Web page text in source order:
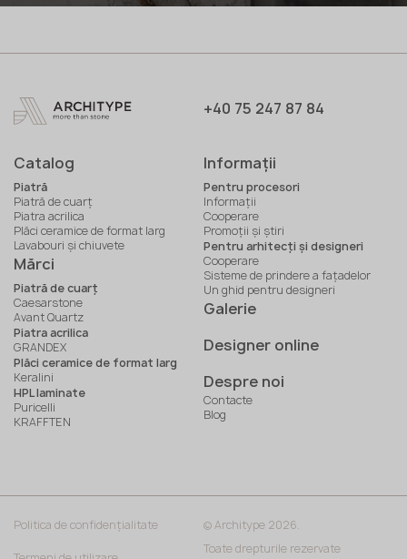
+40 75 247 87 84
Catalog
Piatră
Piatră de cuarț
Piatra acrilica
Plăci ceramice de format larg
Lavabouri și chiuvete
Mărci
Piatră de cuarț
Caesarstone
Avant Quartz
Piatra acrilica
GRANDEX
Plăci ceramice de format larg
Keralini
HPL laminate
Puricelli
KRAFFTEN
Informaţii
Pentru procesori
Informaţii
Cooperare
Promoții și știri
Pentru arhitecți și designeri
Cooperare
Sisteme de prindere a fațadelor
Un ghid pentru designeri
Galerie
Designer online
Despre noi
Contacte
Blog
© Architype 2026.
Toate drepturile rezervate
Politica de confidențialitate